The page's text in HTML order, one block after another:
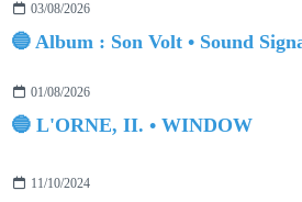
03/08/2026
🔵 Album : Son Volt • Sound
01/08/2026
🔵 L'ORNE, II. • WINDOW
11/10/2024